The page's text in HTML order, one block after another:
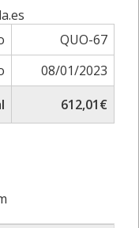
QUO-67
08/01/2023
612,01€